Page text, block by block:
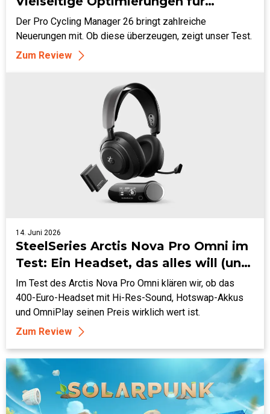
maximalen Spielspaß?
Der Pro Cycling Manager 26 bringt zahlreiche
Neuerungen mit. Ob diese überzeugen, zeigt unser Test.
Zum Review
14. Juni 2026
SteelSeries Arctis Nova Pro Omni im
Test: Ein Headset, das alles will (und
fast alles kann)
Im Test des Arctis Nova Pro Omni klären wir, ob das
400-Euro-Headset mit Hi-Res-Sound, Hotswap-Akkus
und OmniPlay seinen Preis wirklich wert ist.
Zum Review